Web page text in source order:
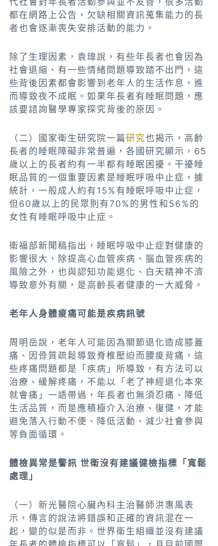
都在網路上公告，欠缺相關資訊蒐集能力的長
者也會逐漸喪失安排活動的能力。
除了生理因素，袁瑋說，有些年長者也會因為
社會退縮、有一些情緒問題導致踏不出門，這
些背後因素都會影響到老年人的生活作息，進
而導致夜不成眠。如果年長者有睡眠問題，應
該要諮詢醫學專家探究背後的原因。
（二）國家衛生研究院一篇研究也揭示，高齡
長者的睡眠障礙非常普遍，各國研究顯示，65
歲以上的長者約有一半都有睡眠困擾。干擾睡
眠品質的一個重要因素是睡眠呼吸中止症，據
統計，一般成人約有15%有睡眠呼吸中止症，
但60歲以上的民眾則有70%的男性和56%的
女性有睡眠呼吸中止症。
衛福部新聞稿指出，睡眠呼吸中止症對健康的
影響很大，除提高心血管疾病、腦血管疾病的
風險之外，也與認知功能退化、白天精神不濟
導致意外有關，是高齡長者健康的一大威脅。
老年人身體痠痛可能是疾病訊號
周明岳說，老年人可能因為關節退化造成膝蓋
痛、因骨質疏鬆導致脊椎壓迫而腰痠背痛，這
些疼痛問題都是「疾病」所導致，有方法可以
治療、緩解疼痛，不能以「老了神經退化本來
就會痛」一語帶過，年長者也無須忍痛、降低
生活品質，而是應積極介入治療、復健，才能
避免落入行動不便、降低活動、減少社會參與
等負面循環。
體檢異常是警訊 世衛沒有建議健檢指標「寬鬆
處理」
（一）新光醫院心臟內科主治醫師洪惠風表
示，傳言的說法將錯誤和正確的資訊混在一
起，變的似是而非。世界衛生組織並沒有建議